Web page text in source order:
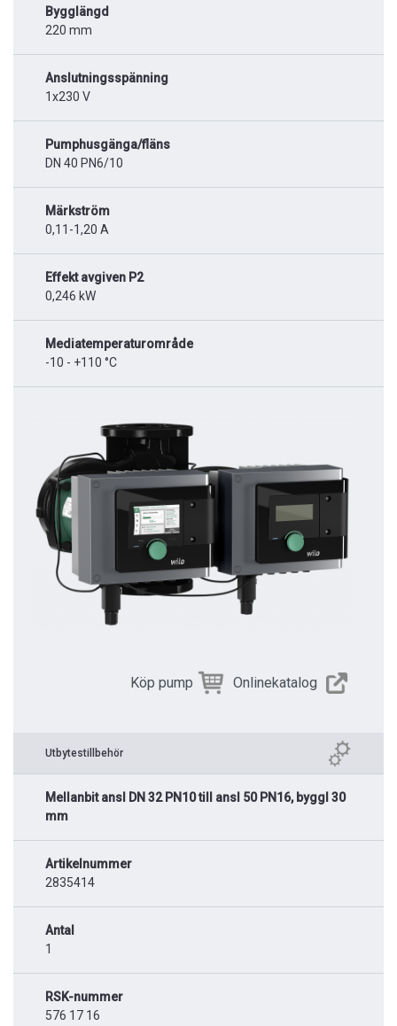
Bygglängd
220 mm
Anslutningsspänning
1x230 V
Pumphusgänga/fläns
DN 40 PN6/10
Märkström
0,11-1,20 A
Effekt avgiven P2
0,246 kW
Mediatemperaturområde
-10 - +110 °C
Köp pump Onlinekatalog
Utbytestillbehör
Mellanbit ansl DN 32 PN10 till ansl 50 PN16, byggl 30
mm
Artikelnummer
2835414
Antal
1
RSK-nummer
576 17 16